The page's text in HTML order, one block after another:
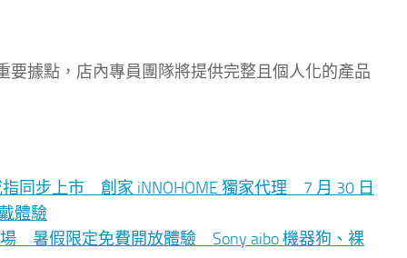
要據點，店內專員團隊將提供完整且個人化的產品
指同步上市 創家 iNNOHOME 獨家代理 7 月 30 日
體驗
暑假限定免費開放體驗 Sony aibo 機器狗、裸